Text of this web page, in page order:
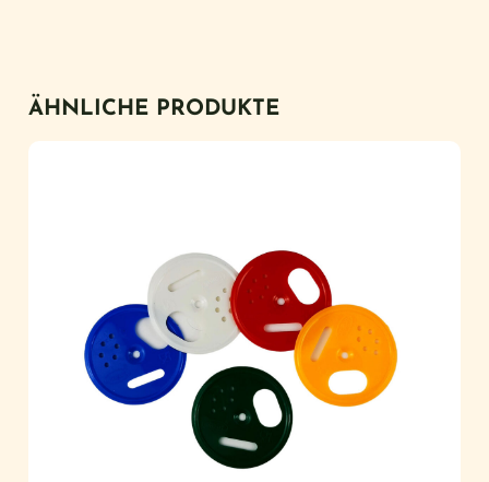
ÄHNLICHE PRODUKTE